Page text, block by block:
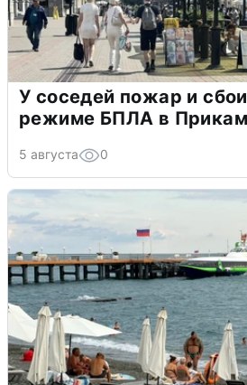
У соседей пожар и
режиме БПЛА в
5 августа 0